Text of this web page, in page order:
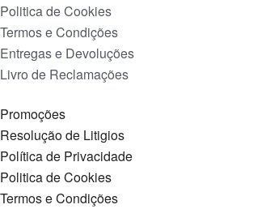
Politica de Cookies
Termos e Condições
Entregas e Devoluções
Livro de Reclamações
Promoções
Resolução de Litigios
Política de Privacidade
Politica de Cookies
Termos e Condições